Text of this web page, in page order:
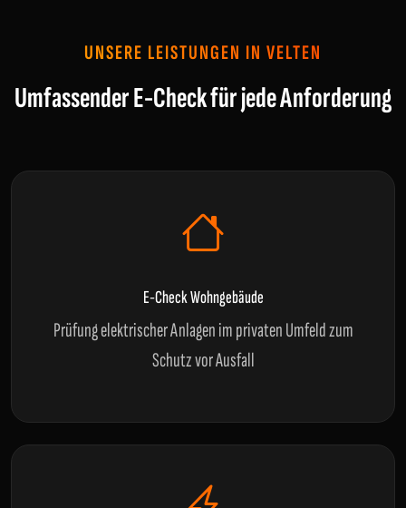
UNSERE LEISTUNGEN IN VELTEN
Umfassender E-Check für jede Anforderung
E-Check Wohngebäude
Prüfung elektrischer Anlagen im privaten Umfeld zum
Schutz vor Ausfall